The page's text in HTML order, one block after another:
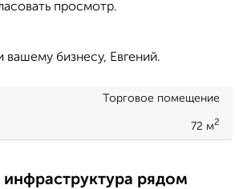
просмотр.
бизнесу, Евгений.
Торговое помещение
72 м2
рядом